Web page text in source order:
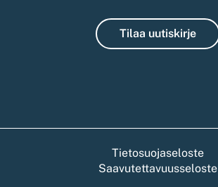
Tilaa uutiskirje
Tietosuojaseloste
Saavutettavuusseloste